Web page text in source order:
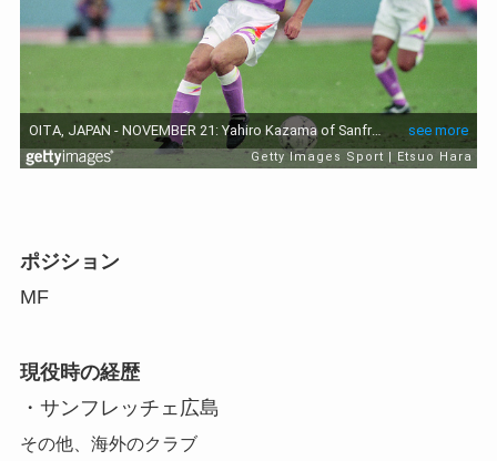
ポジション
MF
現役時の経歴
・サンフレッチェ広島
その他、海外のクラブ